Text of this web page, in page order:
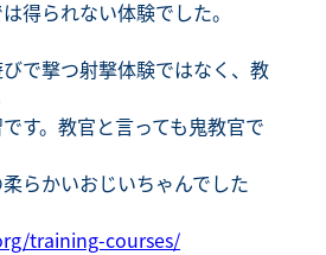
得られない体験でした。
で撃つ射撃体験ではなく、教
す。教官と言っても鬼教官で
らかいおじいちゃんでした
training-courses/